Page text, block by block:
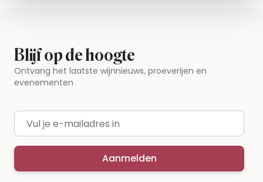
Blijf op de hoogte
Ontvang het laatste wijnnieuws, proeverijen en
evenementen
E-mailadres
Aanmelden